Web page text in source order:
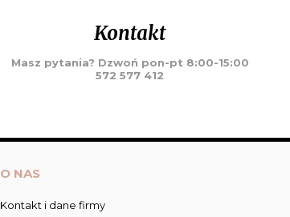
Kontakt
Masz pytania? Dzwoń pon-pt 8:00-15:00
572 577 412
O NAS
Kontakt i dane firmy